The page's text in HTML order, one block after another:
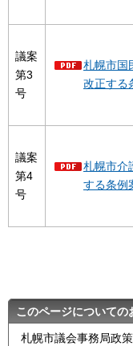
議案
第3
号
札幌市国
改正する
議案
第4
号
札幌市介
する条例
このページについての
札幌市議会事務局政